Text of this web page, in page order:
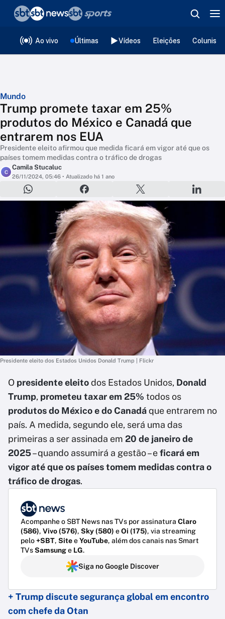
Ao vivo Últimas Vídeos Eleições
Mundo
Trump promete taxar em 25%
produtos do México e Canadá que
entrarem nos EUA
Presidente eleito afirmou que medida ficará em vigor até que os
países tomem medidas contra o tráfico de drogas
C
Camila Stucaluc
26/11/2024, 05:46 • Atualizado há 1 ano
Presidente eleito dos Estados Unidos Donald Trump | Flickr
O presidente eleitodos Estados Unidos, Donald
Trump, prometeu taxar em 25% todos os
produtos do México e do Canadáque entrarem no
país. A medida, segundo ele, será uma das
primeiras a ser assinada em 20 de janeirode
2025– quando assumirá a gestão – eficará em
vigor até que os países tomem medidas contra o
tráfico de drogas.
Acompanhe o SBT News nas TVs por assinatura Claro
(586), Vivo (576), Sky (580) eOi (175), via streaming
pelo+SBT, SiteeYouTube, além dos canais nas Smart
TVsSamsunge LG.
Siga no Google Discover
+ Trump discute segurança global em encontro
com chefe da Otan
❮voltar
Editorias